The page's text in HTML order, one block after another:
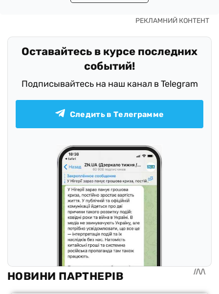
Оставайтесь в курсе последних
событий!
Подписывайтесь на наш канал в Telegram
Следить в Телеграмме